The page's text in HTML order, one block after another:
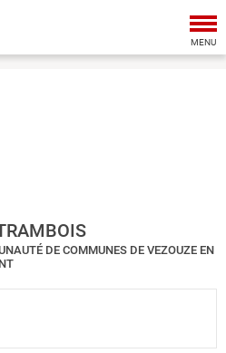
MENU
DE COMMUNES DE VEZOUZE EN